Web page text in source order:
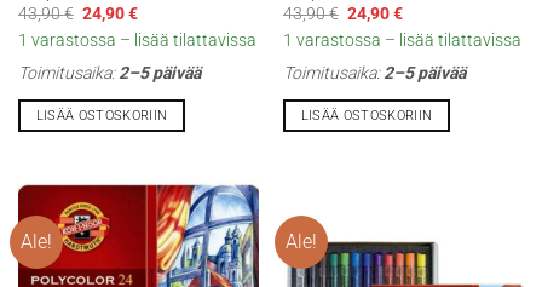
43,90€ Alkuperäinen
hinta
oli:
24,90€Nykyinen
hinta
on:
1 varastossa – lisää tilattavissa
Toimitusaika:2–5 päivää
LISÄÄ OSTOSKORIIN
43,90€ Alkuperäinen
hinta
oli:
24,90€Nykyinen
hinta
on:
1 varastossa – lisää tilattavissa
Toimitusaika:2–5 päivää
LISÄÄ OSTOSKORIIN
Ale! Ale!